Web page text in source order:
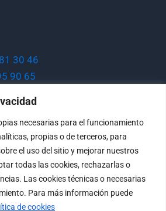
necesarias para el funcionamiento
propias o de terceros, para
el uso del sitio y mejorar nuestros
todas las cookies, rechazarlas o
Las cookies técnicas o necesarias
Para más información puede
de cookies
30 46
90 65